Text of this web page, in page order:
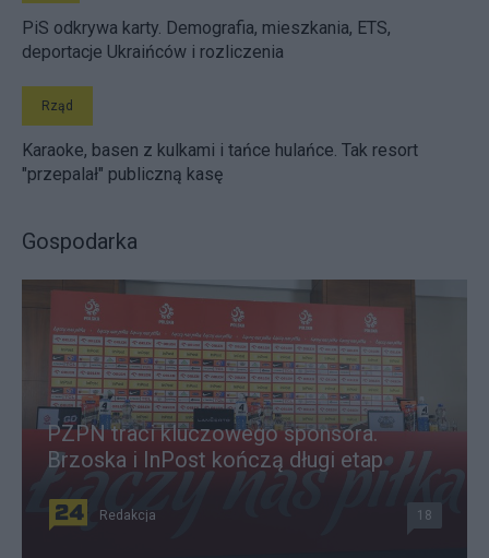
PiS odkrywa karty. Demografia, mieszkania, ETS,
deportacje Ukraińców i rozliczenia
Rząd
Karaoke, basen z kulkami i tańce hulańce. Tak resort
"przepalał" publiczną kasę
Gospodarka
PZPN traci kluczowego sponsora.
Brzoska i InPost kończą długi etap
Redakcja 18